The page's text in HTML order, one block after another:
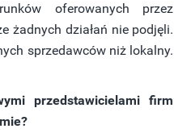
oferowanych przez
żadnych działań nie podjęli.
sprzedawców niż lokalny.
przedstawicielami firm